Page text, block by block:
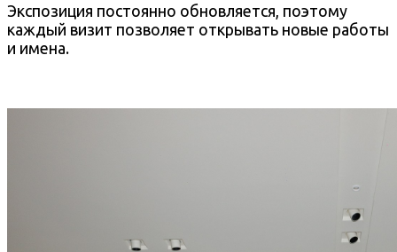
Экспозиция постоянно обновляется, поэтому
каждый визит позволяет открывать новые работы
и имена.